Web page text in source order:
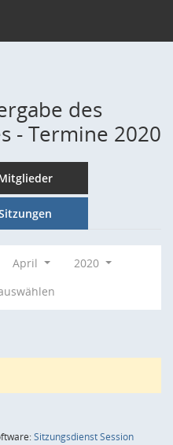
des
- Termine 2020
April
2020
SitzungsdienstSession(Wird in